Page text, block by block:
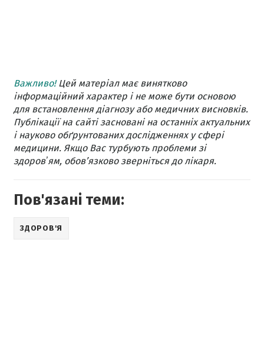
Важливо!Цей матеріал має винятково
інформаційний характер і не може бути основою
для встановлення діагнозу або медичних висновків.
Публікації на сайті засновані на останніх актуальних
і науково обґрунтованих дослідженнях у сфері
медицини. Якщо Вас турбують проблеми зі
здоровʼям, обов’язково зверніться до лікаря.
Пов'язані теми:
ЗДОРОВ'Я